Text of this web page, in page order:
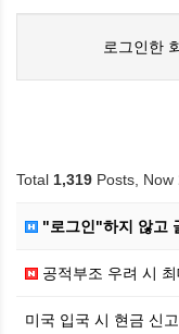
로그인한
Total 1,319 Posts, Now
"로그인"하지 않고
공적부조 우려 시
미국 입국 시 현금 신